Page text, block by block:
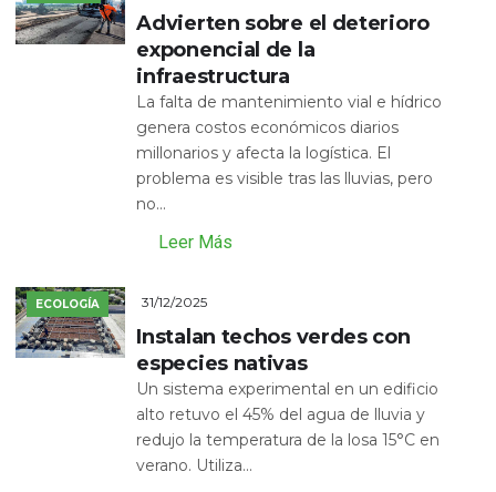
Advierten sobre el deterioro
exponencial de la
infraestructura
La falta de mantenimiento vial e hídrico
genera costos económicos diarios
millonarios y afecta la logística. El
problema es visible tras las lluvias, pero
no...
Leer Más
ECOLOGÍA 31/12/2025
Instalan techos verdes con
especies nativas
Un sistema experimental en un edificio
alto retuvo el 45% del agua de lluvia y
redujo la temperatura de la losa 15°C en
verano. Utiliza...